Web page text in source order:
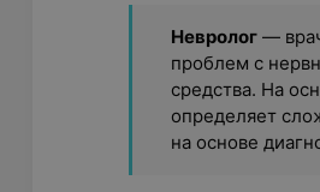
Невролог —
проблем с
средства. На
определяет
на основе